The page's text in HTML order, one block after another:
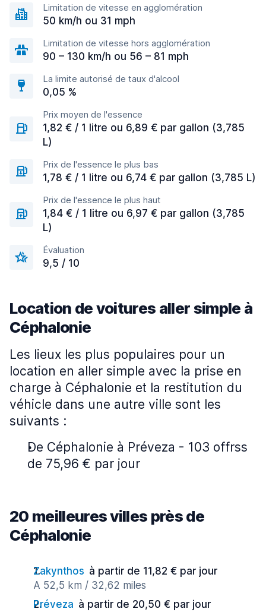
Limitation de vitesse en agglomération
50 km/h ou 31 mph
Limitation de vitesse hors agglomération
90 – 130 km/h ou 56 – 81 mph
La limite autorisé de taux d'alcool
0,05 %
Prix moyen de l'essence
1,82 € / 1 litre ou 6,89 € par gallon (3,785
L)
Prix de l'essence le plus bas
1,78 € / 1 litre ou 6,74 € par gallon (3,785 L)
Prix de l'essence le plus haut
1,84 € / 1 litre ou 6,97 € par gallon (3,785
L)
Évaluation
9,5 / 10
Location de voitures aller simple à
Céphalonie
Les lieux les plus populaires pour un
location en aller simple avec la prise en
charge à Céphalonie et la restitution du
véhicle dans une autre ville sont les
suivants :
De Céphalonie à Préveza - 103 offrss
de 75,96 € par jour
20 meilleures villes près de
Céphalonie
Zakynthos à partir de 11,82 € par jour
A 52,5 km / 32,62 miles
Préveza à partir de 20,50 € par jour